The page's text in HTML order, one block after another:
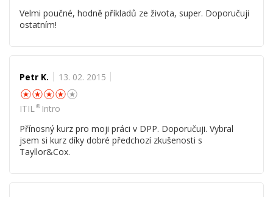
Velmi poučné, hodně příkladů ze života, super. Doporučuji
ostatním!
Petr K. 13. 02. 2015
☆☆☆☆
ITIL®Intro
Přínosný kurz pro moji práci v DPP. Doporučuji. Vybral
jsem si kurz díky dobré předchozí zkušenosti s
Tayllor&Cox.